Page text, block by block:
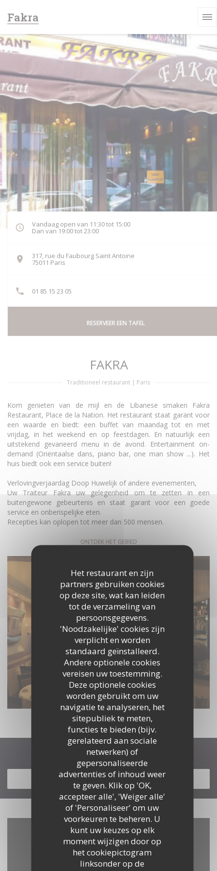
Het restaurant en zijn
partners gebruiken cookies
op deze site, wat kan leiden
tot de verzameling van
persoonsgegevens.
'Noodzakelijke' cookies zijn
verplicht en worden
standaard geïnstalleerd.
Andere optionele cookies
vereisen uw toestemming.
Deze optionele cookies
worden gebruikt om uw
navigatie te analyseren, het
sitepubliek te meten,
functies te bieden (bijv.
gerelateerd aan sociale
netwerken) of
gepersonaliseerde
advertenties of inhoud weer
te geven. Klik op 'OK,
accepteer alle', 'Weiger alle'
of 'Personaliseer' om uw
voorkeuren te beheren. U
kunt uw keuzes op elk
moment wijzigen door op
het cookiepictogram
linksonder op de
Fakra
Vandaag open van 11:30 tot 15:00
Dan van 19:00 tot 23:00
317, rue du Faubourg Saint Antoine
75011 Paris ((opent in een nieuw venster))
01 85 15 23 05
RESERVEER EEN TAFEL
FAKRA
Traditioneel restaurant | Paris
Kom genieten van de mijl en de Libanese smaken Fakra
Restaurant, Place de la Nation. Het restaurant staat garant voor
een waarde en biedt: een buffet van maandag tot en met
vrijdag, in het weekend en op feestdagen. En natuurlijk een
uitstekend gevarieerd menu in de avond. Entertainment on-
demand (Oriëntaalse dans, piano bar, one man show ...). Het
huis biedt ook een service buiten!
Verlovingverjaardag Doop Huwelijk of andere evenementen,
Uw Traiteur Fakra uw gelegenheid om te zetten in een
buitengewone gebeurtenis en staat garant voor een goede
service en onberispelijke eten.
Recepties kan oplopen tot meer dan 500 mensen.
ONTDEK HET GEBIED
Ontdek ons menu
ONTDEK ONS MENU